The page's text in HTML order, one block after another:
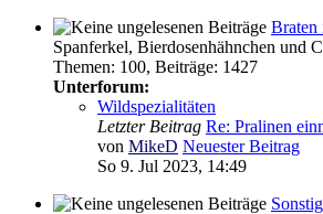
Braten
Spanferkel, Bierdosenhähnchen und
Themen: 100, Beiträge: 1427
Unterforum:
Wildspezialitäten
Letzter Beitrag Re: Pralinen
von MikeD Neuester Beitrag
So 9. Jul 2023, 14:49